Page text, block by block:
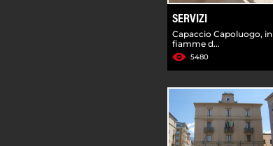
SERVIZI
Capaccio Capoluogo, in
fiamme d...
5480